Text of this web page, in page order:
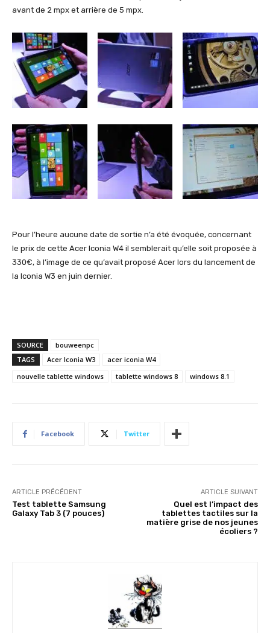
avant de 2 mpx et arrière de 5 mpx.
Pour l’heure aucune date de sortie n’a été évoquée, concernant
le prix de cette Acer Iconia W4 il semblerait qu’elle soit proposée à
330€, à l’image de ce qu’avait proposé Acer lors du lancement de
la Iconia W3 en juin dernier.
SOURCE
bouweenpc
TAGS
Acer Iconia W3
acer iconia W4
nouvelle tablette windows
tablette windows 8 windows 8.1
Facebook Twitter
ARTICLE PRÉCÉDENT
Test tablette Samsung
Galaxy Tab 3 (7 pouces)
ARTICLE SUIVANT
Quel est l’impact des
tablettes tactiles sur la
matière grise de nos jeunes
écoliers ?